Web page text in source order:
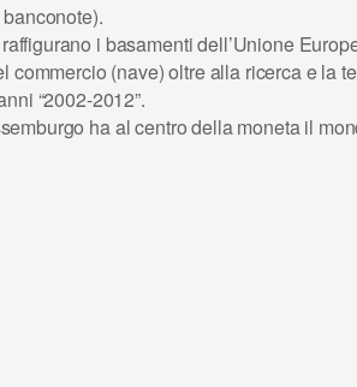
i basamenti dell’Unione
(nave) oltre alla ricerca e la
“2002-2012”.
ha al centro della moneta il